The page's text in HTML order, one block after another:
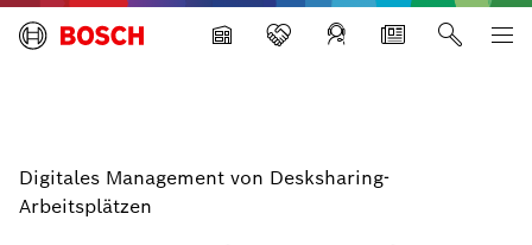
Building Technologies
Digitales Management von Desksharing-
Arbeitsplätzen